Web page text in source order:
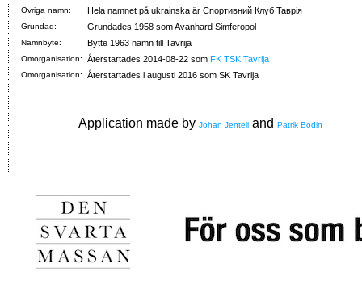
Övriga namn: Hela namnet på ukrainska är Спортивний Клуб Таврія
Grundad: Grundades 1958 som Avanhard Simferopol
Namnbyte: Bytte 1963 namn till Tavrija
Omorganisation: Återstartades 2014-08-22 som FK TSK Tavrija
Omorganisation: Återstartades i augusti 2016 som SK Tavrija
Application made by Johan Jentell and Patrik Bodin